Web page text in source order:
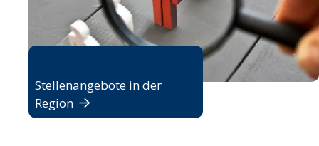
Stellenangebote in der
Region